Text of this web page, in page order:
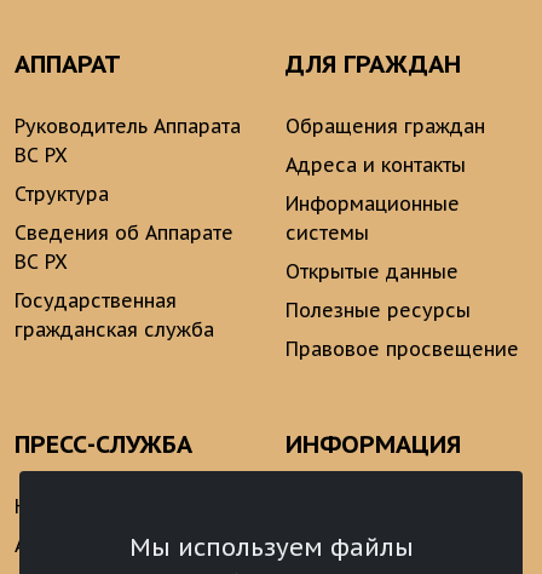
Мы используем файлы
АППАРАТ
Руководитель Аппарата
ВС РХ
Структура
Сведения об Аппарате
ВС РХ
Государственная
гражданская служба
ДЛЯ ГРАЖДАН
Обращения граждан
Адреса и контакты
Информационные
системы
Открытые данные
Полезные ресурсы
Правовое просвещение
ПРЕСС-СЛУЖБА
Новости
Анонсы
ИНФОРМАЦИЯ
аналитические
материалы